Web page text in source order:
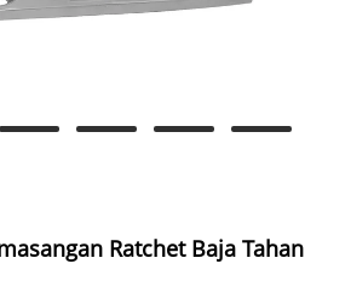
Ratchet Baja Tahan